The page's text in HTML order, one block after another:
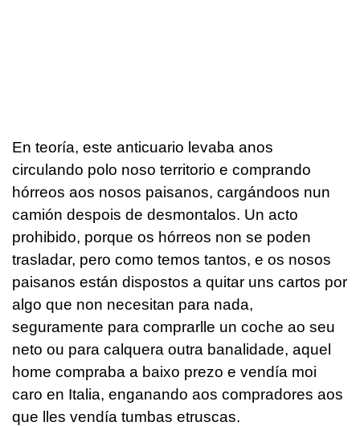
En teoría, este anticuario levaba anos
circulando polo noso territorio e comprando
hórreos aos nosos paisanos, cargándoos nun
camión despois de desmontalos. Un acto
prohibido, porque os hórreos non se poden
trasladar, pero como temos tantos, e os nosos
paisanos están dispostos a quitar uns cartos por
algo que non necesitan para nada,
seguramente para comprarlle un coche ao seu
neto ou para calquera outra banalidade, aquel
home compraba a baixo prezo e vendía moi
caro en Italia, enganando aos compradores aos
que lles vendía tumbas etruscas.